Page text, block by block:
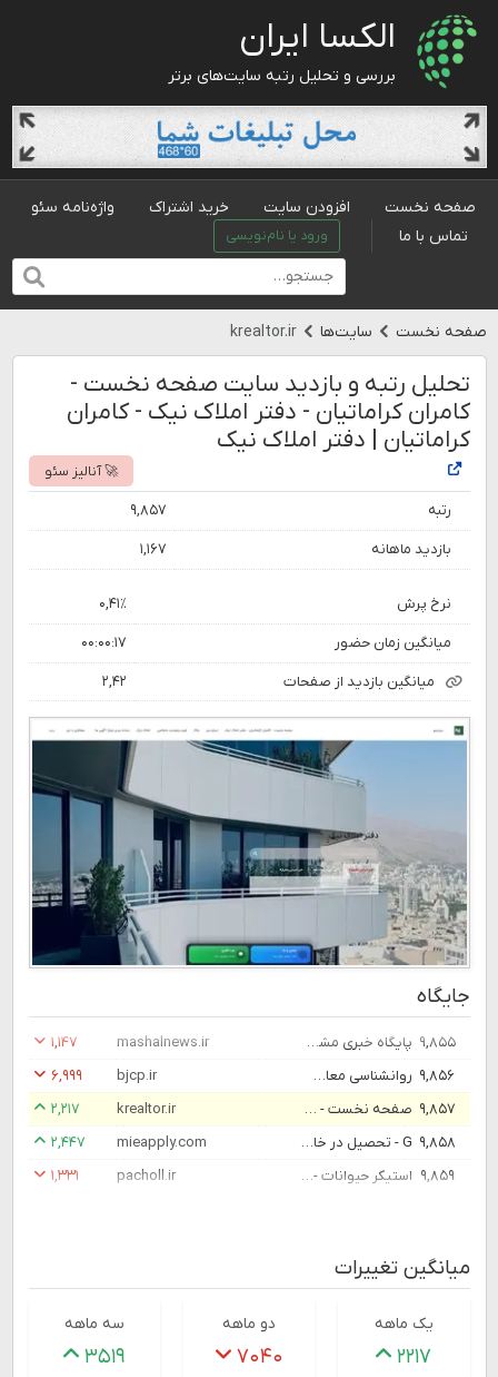
الکسا ایران
بررسی و تحلیل رتبه سایت‌های برتر
صفحه نخست افزودن سایت خرید اشتراک
واژه‌نامه سئو
تماس با ما
ورود یا نام‌نویسی
صفحه نخست سایت‌ها krealtor.ir
تحلیل رتبه و بازدید سایت صفحه نخست -
کامران کراماتیان - دفتر املاک نیک - کامران
کراماتیان | دفتر املاک نیک
🚀 آنالیز سئو
رتبه ۹,۸۵۷
بازدید ماهانه ۱,۱۶۷
نرخ پرش ۰,۴۱٪
میانگین زمان حضور ۰۰:۰۰:۱۷
میانگین بازدید از صفحات ۲,۴۲
جایگاه
۹,۸۵۵ پایگاه خبری مشعل نیوز - صفحه اصلی mashalnews.ir
۱,۱۴۷
۹,۸۵۶
روانشناسی معاصر دوفصلنامه انجمن روانشناسی ایران bjcp.ir
۶,۹۹۹
۹,۸۵۷
صفحه نخست - کامران کراماتیان - دفتر املاک نیک - کامران کراماتیان | دفتر املاک نیک krealtor.ir
۲,۲۱۷
۹,۸۵۸
G - تحصیل در خارج از کشور mieapply.com
۲,۴۴۷
۹,۸۵۹
استیکر حیوانات - استیکر پچول pacholl.ir ۱,۳۳۱
میانگین تغییرات
یک ماهه
۲۲۱۷
دو ماهه
۷۰۴۰
سه ماهه
۳۵۱۹